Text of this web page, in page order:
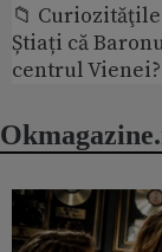
📁
Știați că
centrul Vienei?